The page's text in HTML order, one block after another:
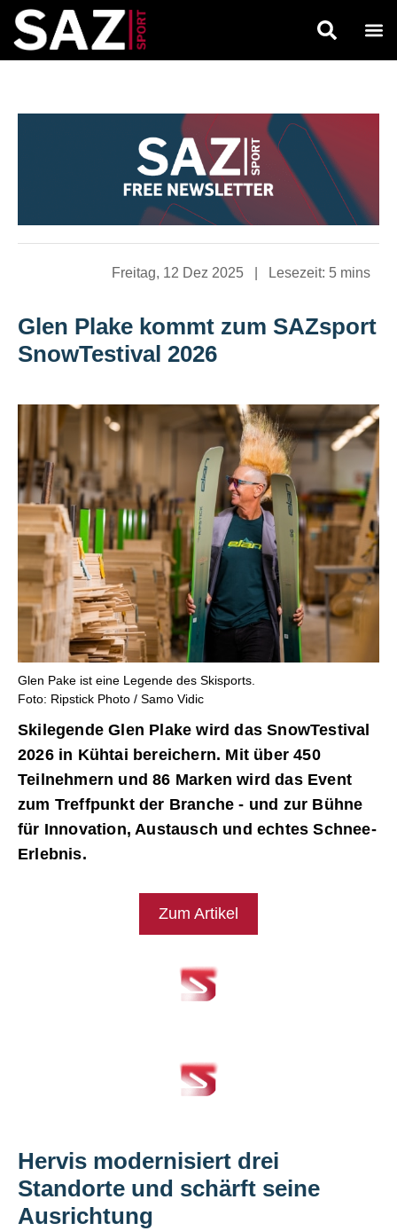
Freitag, 12 Dez 2025 Lesezeit: 5 mins
Glen Plake kommt zum SAZsport
SnowTestival 2026
Glen Pake ist eine Legende des Skisports.
Foto: Ripstick Photo / Samo Vidic
Skilegende Glen Plake wird das SnowTestival
2026 in Kühtai bereichern. Mit über 450
Teilnehmern und 86 Marken wird das Event
zum Treffpunkt der Branche - und zur Bühne
für Innovation, Austausch und echtes Schnee-
Erlebnis.
Zum Artikel
Hervis modernisiert drei
Standorte und schärft seine
Ausrichtung